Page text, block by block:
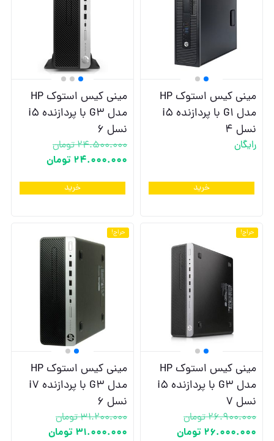
مینی کیس استوک HP
مدل G1 با پردازنده i5
نسل 4
رایگان
خرید
مینی کیس استوک HP
مدل G3 با پردازنده i5
نسل 6
24.500.000تومان
24.000.000 تومان
خرید
حراج!
مینی کیس استوک HP
مدل G3 با پردازنده i5
نسل 7
26.900.000تومان
26.000.000 تومان
حراج!
مینی کیس استوک HP
مدل G3 با پردازنده i7
نسل 6
31.200.000تومان
31.000.000 تومان